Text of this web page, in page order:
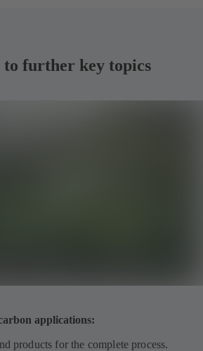
further key topics
applications:
products for the complete process.